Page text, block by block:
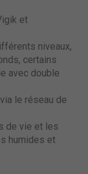
et
niveaux,
certains
avec double
le réseau de
de vie et les
humides et